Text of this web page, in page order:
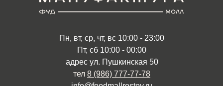
Пн, вт, ср, чт, вс 10:00 - 23:00
Пт, сб 10:00 - 00:00
адрес ул. Пушкинская 50
тел 8 (986) 777-77-78